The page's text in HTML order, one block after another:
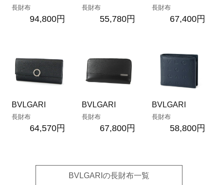
長財布
94,800円
長財布
55,780円
長財布
67,400円
BVLGARI
長財布
64,570円
BVLGARI
長財布
67,800円
BVLGARI
長財布
58,800円
BVLGARIの長財布一覧